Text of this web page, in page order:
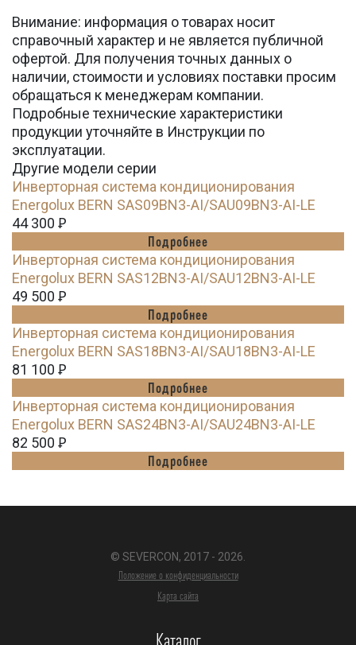
Внимание: информация о товарах носит
справочный характер и не является публичной
офертой. Для получения точных данных о
наличии, стоимости и условиях поставки просим
обращаться к менеджерам компании.
Подробные технические характеристики
продукции уточняйте в Инструкции по
эксплуатации.
Другие модели серии
Инверторная система кондиционирования
Energolux BERN SAS09BN3-AI/SAU09BN3-AI-LE
44 300 Ꝑ
Подробнее
Инверторная система кондиционирования
Energolux BERN SAS12BN3-AI/SAU12BN3-AI-LE
49 500 Ꝑ
Подробнее
Инверторная система кондиционирования
Energolux BERN SAS18BN3-AI/SAU18BN3-AI-LE
81 100 Ꝑ
Подробнее
Инверторная система кондиционирования
Energolux BERN SAS24BN3-AI/SAU24BN3-AI-LE
82 500 Ꝑ
Подробнее
© SEVERCON, 2017 - 2026.
Положение о конфиденциальности
Карта сайта